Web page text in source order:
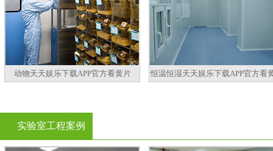
动物天天娱乐下载APP官方看黄片 恒温恒湿天天娱乐下载APP官方看
实验室工程案例